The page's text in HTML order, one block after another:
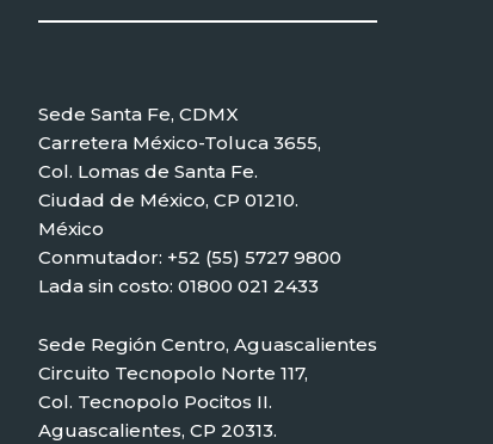
Sede Santa Fe, CDMX
Carretera México-Toluca 3655,
Col. Lomas de Santa Fe.
Ciudad de México, CP 01210.
México
Conmutador: +52 (55) 5727 9800
Lada sin costo: 01800 021 2433
Sede Región Centro, Aguascalientes
Circuito Tecnopolo Norte 117,
Col. Tecnopolo Pocitos II.
Aguascalientes, CP 20313.